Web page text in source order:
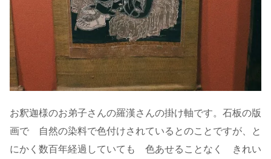
お釈迦様のお弟子さんの羅漢さんの掛け軸です。石板の版
画で 自然の染料で色付けされているとのことですが、と
にかく数百年経過していても 色あせることなく きれい